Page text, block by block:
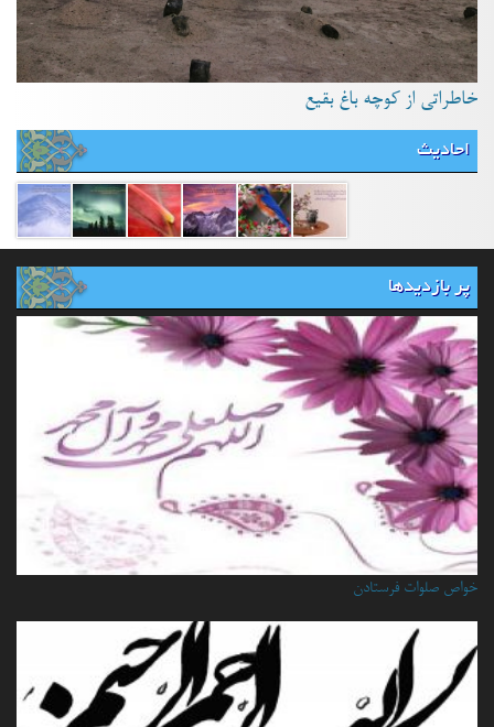
خاطراتی از کوچه باغ بقیع
احادیث
پر بازدیدها
خواص صلوات فرستادن